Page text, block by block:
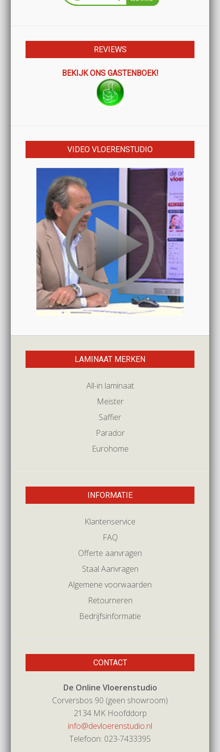
REVIEWS
BEKIJK ONS GASTENBOEK!
VIDEO VLOERENSTUDIO
LAMINAAT MERKEN
All-in laminaat
Meister
Saffier
Parador
Eurohome
INFORMATIE
Klantenservice
FAQ
Offerte aanvragen
Staal Aanvragen
Algemene voorwaarden
Retourneren
Bedrijfsinformatie
CONTACT
De Online Vloerenstudio
Corversbos 90 (geen showroom)
2134 MK Hoofddorp
info@devloerenstudio.nl
Telefoon: 023-7433395